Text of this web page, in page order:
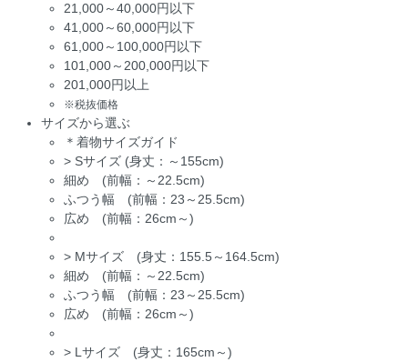
21,000～40,000円以下
41,000～60,000円以下
61,000～100,000円以下
101,000～200,000円以下
201,000円以上
※税抜価格
サイズから選ぶ
＊着物サイズガイド
> Sサイズ (身丈：～155cm)
細め (前幅：～22.5cm)
ふつう幅 (前幅：23～25.5cm)
広め (前幅：26cm～)
> Mサイズ (身丈：155.5～164.5cm)
細め (前幅：～22.5cm)
ふつう幅 (前幅：23～25.5cm)
広め (前幅：26cm～)
> Lサイズ (身丈：165cm～)